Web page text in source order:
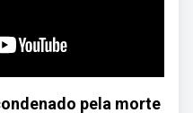
pela morte